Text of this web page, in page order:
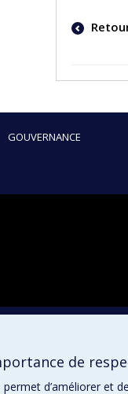
GOUVERNANCE
de
permet d’améliorer et